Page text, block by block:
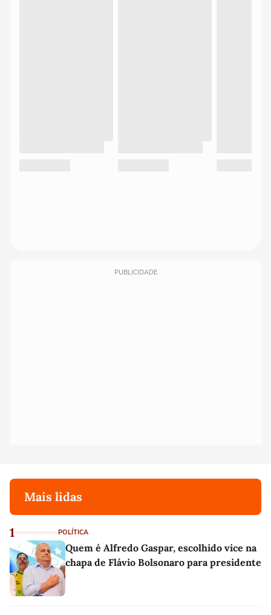
PUBLICIDADE
Mais lidas
1 POLÍTICA
Quem é Alfredo Gaspar, escolhido vice na
chapa de Flávio Bolsonaro para presidente